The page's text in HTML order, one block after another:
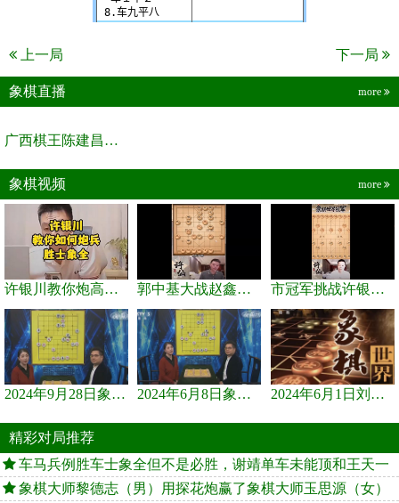
上一局 下一局
象棋直播 more
广西棋王陈建昌直播间
象棋视频 more
许银川教你炮高兵士象全如何赢士象全，简单四步即可 郭中基大战赵鑫鑫，许银川激情讲解 市冠军挑战许银川，急进中兵变化真激烈！
2024年9月28日象棋世界栏目，刘君、蒋川讲解了第九届杨官璘杯象棋... 2024年6月8日象棋世界，刘君、蒋川讲解了第九届杨官璘杯全国象棋... 2024年6月1日刘君、蒋川讲解第三届上海杯象棋大师赛谢靖与李少庚...
精彩对局推荐
车马兵例胜车士象全但不是必胜，谢靖单车未能顶和王天一
象棋大师黎德志（男）用探花炮赢了象棋大师玉思源（女）